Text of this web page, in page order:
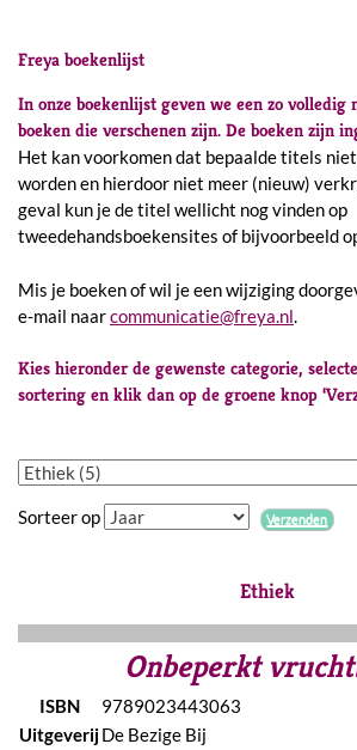
Freya boekenlijst
In onze boekenlijst geven we een zo volledig
boeken die verschenen zijn. De boeken zijn
Het kan voorkomen dat bepaalde titels
worden en hierdoor niet meer (nieuw)
geval kun je de titel wellicht nog vinden op
tweedehandsboekensites of bijvoorbeeld
Mis je boeken of wil je een wijziging
e-mail naarcommunicatie@freya.nl.
Kies hieronder de gewenste categorie,
sortering en klik dan op de groene knop
Sorteer op
Ethiek
Onbeperkt
ISBN
9789023443063
UitgeverijDe Bezige Bij